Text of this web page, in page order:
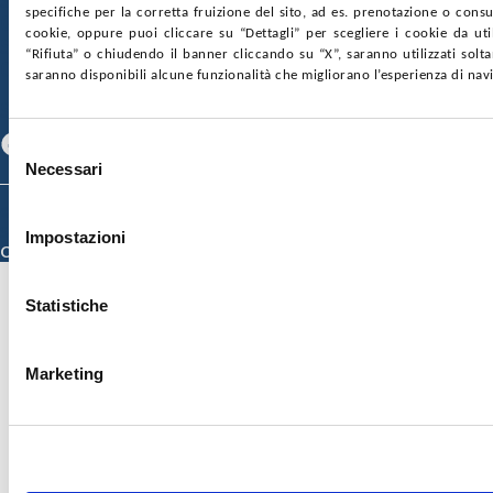
specifiche per la corretta fruizione del sito, ad es. prenotazione o
cookie, oppure puoi cliccare su “Dettagli” per scegliere i cookie da
“Rifiuta” o chiudendo il banner cliccando su “X”, saranno utilizzati
saranno disponibili alcune funzionalità che migliorano l’esperienza di
Selezione
delNecessari
Impostazioni
Statistiche
Marketing
GARE E CONTRATTIPRIVACYCOOKIE POLICY
SOSTIENICIMAPPA DEL SITOACCESSIBILITÀ
CONTATTI
Specializzazione)
Credits